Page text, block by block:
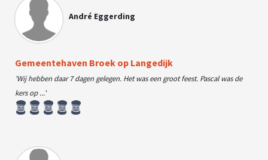
André Eggerding
Gemeentehaven Broek op Langedijk
'Wij hebben daar 7 dagen gelegen. Het was een groot feest. Pascal was de
kers op ...'